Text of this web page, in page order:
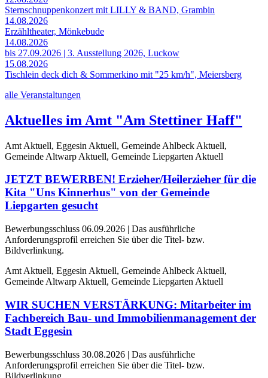
Sternschnuppenkonzert mit LILLY & BAND, Grambin
14.08.2026
Erzähltheater, Mönkebude
14.08.2026
bis 27.09.2026 | 3. Ausstellung 2026, Luckow
15.08.2026
Tischlein deck dich & Sommerkino mit "25 km/h", Meiersberg
alle Veranstaltungen
Aktuelles im Amt "Am Stettiner Haff"
Amt Aktuell, Eggesin Aktuell, Gemeinde Ahlbeck Aktuell,
Gemeinde Altwarp Aktuell, Gemeinde Liepgarten Aktuell
JETZT BEWERBEN! Erzieher/Heilerzieher für die
Kita "Uns Kinnerhus" von der Gemeinde
Liepgarten gesucht
Bewerbungsschluss 06.09.2026 | Das ausführliche
Anforderungsprofil erreichen Sie über die Titel- bzw.
Bildverlinkung.
Amt Aktuell, Eggesin Aktuell, Gemeinde Ahlbeck Aktuell,
Gemeinde Altwarp Aktuell, Gemeinde Liepgarten Aktuell
WIR SUCHEN VERSTÄRKUNG: Mitarbeiter im
Fachbereich Bau- und Immobilienmanagement der
Stadt Eggesin
Bewerbungsschluss 30.08.2026 | Das ausführliche
Anforderungsprofil erreichen Sie über die Titel- bzw.
Bildverlinkung.